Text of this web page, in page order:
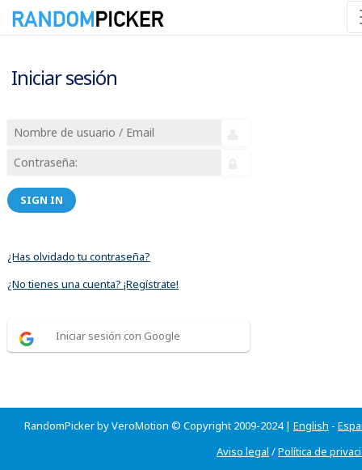
Iniciar sesión
SIGN IN
¿Has olvidado tu contraseña?
¿No tienes una cuenta? ¡Regístrate!
Iniciar sesión con Google
RandomPicker by VeroMotion © Copyright 2009-2024 | English -
Aviso legal /Política de